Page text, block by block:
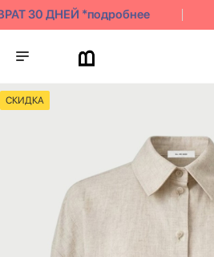
30 ДНЕЙ *подробнее
СКИДКА